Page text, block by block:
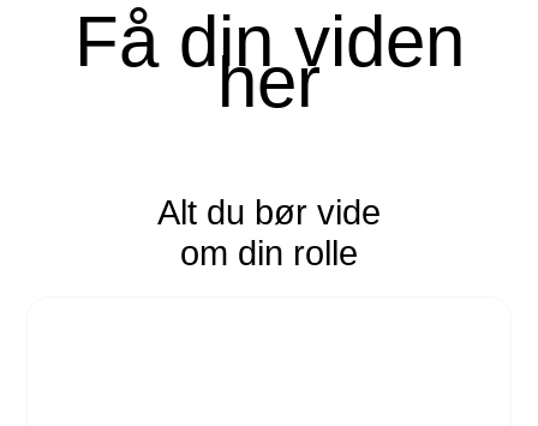
Få din viden
her
Alt du bør vide
om din rolle